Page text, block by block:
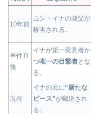
10年前
ユン・イナの叔父が
殺害される。
事件直
後
イナが第一発見者か
つ唯一の目撃者とな
る。
現在
イナの元に “新たな
ピース”が郵送され
る。